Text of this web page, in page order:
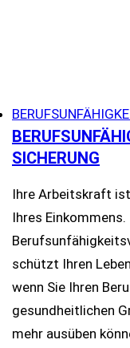
SICHERUNG
Ihre Arbeitskraft
Ihres Einkommens.
schützt Ihren
wenn Sie Ihren
gesundheitlichen
mehr ausüben